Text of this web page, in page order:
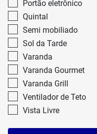
Portão eletrônico
Quintal
Semi mobiliado
Sol da Tarde
Varanda
Varanda Gourmet
Varanda Grill
Ventilador de Teto
Vista Livre